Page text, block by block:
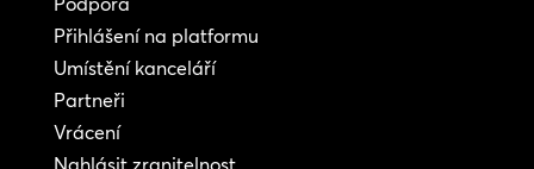
Přihlášení na platformu
Umístění kanceláří
Partneři
Vrácení